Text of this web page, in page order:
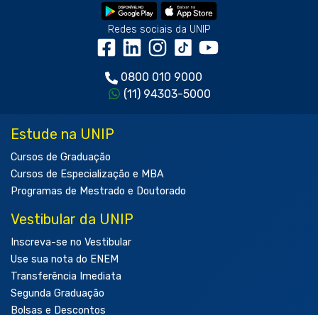
Redes sociais da UNIP
0800 010 9000
(11) 94303-5000
Estude na UNIP
Cursos de Graduação
Cursos de Especialização e MBA
Programas de Mestrado e Doutorado
Vestibular da UNIP
Inscreva-se no Vestibular
Use sua nota do ENEM
Transferência Imediata
Segunda Graduação
Bolsas e Descontos